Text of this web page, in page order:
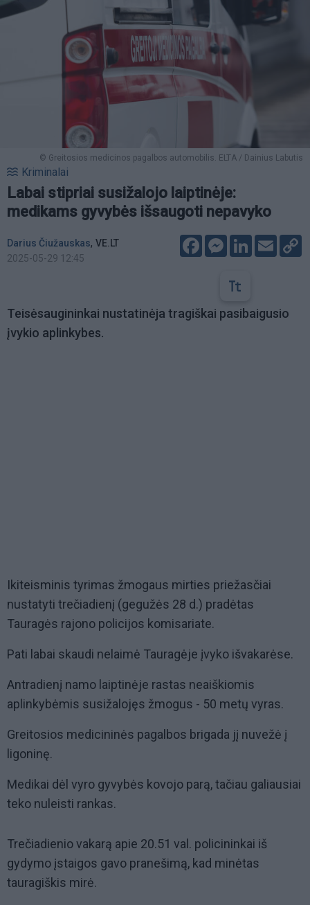
© Greitosios medicinos pagalbos automobilis. ELTA / Dainius Labutis
Kriminalai
Labai stipriai susižalojo laiptinėje:
medikams gyvybės išsaugoti nepavyko
Darius Čiužauskas, VE.LT
2025-05-29 12:45
FacebookMessenger
LinkedIn
Email
Teisėsaugininkai nustatinėja tragiškai pasibaigusio
įvykio aplinkybes.
Ikiteisminis tyrimas žmogaus mirties priežasčiai
nustatyti trečiadienį (gegužės 28 d.) pradėtas
Tauragės rajono policijos komisariate.
Pati labai skaudi nelaimė Tauragėje įvyko išvakarėse.
Antradienį namo laiptinėje rastas neaiškiomis
aplinkybėmis susižalojęs žmogus - 50 metų vyras.
Greitosios medicininės pagalbos brigada jį nuvežė į
ligoninę.
Medikai dėl vyro gyvybės kovojo parą, tačiau galiausiai
teko nuleisti rankas.
Trečiadienio vakarą apie 20.51 val. policininkai iš
gydymo įstaigos gavo pranešimą, kad minėtas
tauragiškis mirė.